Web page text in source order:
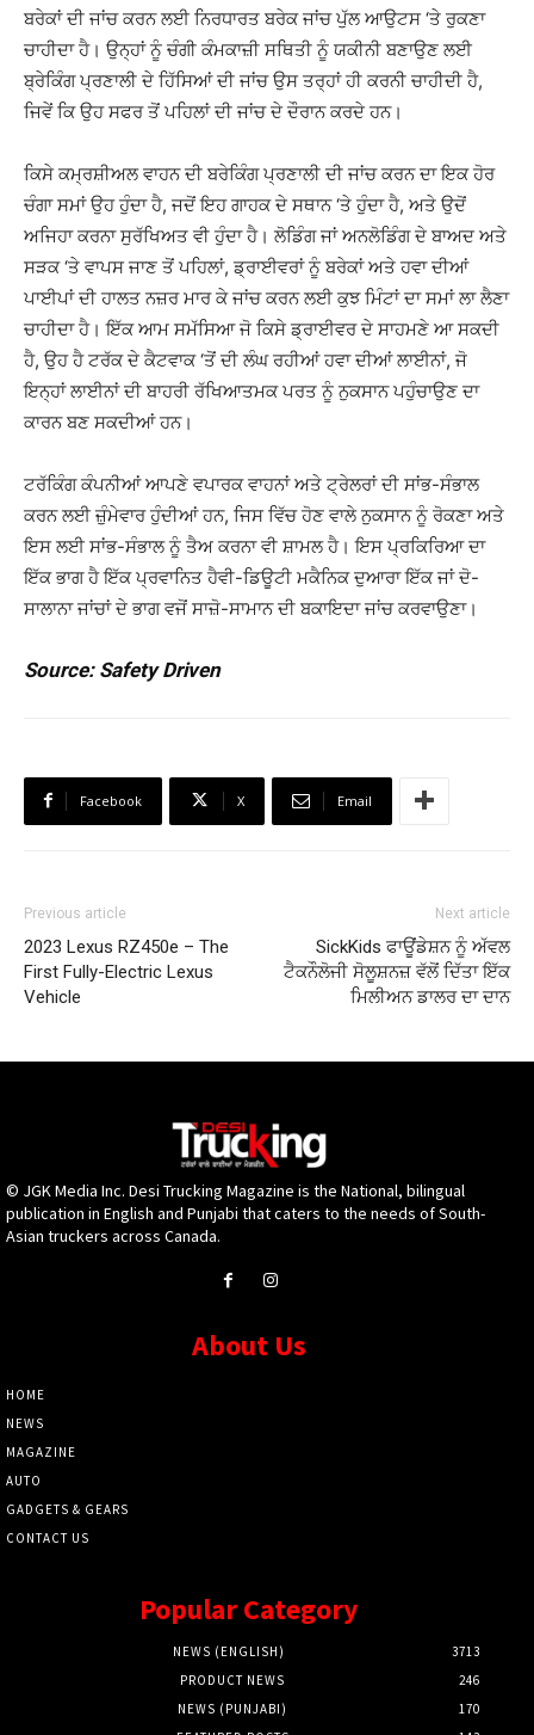
ਬਰੇਕਾਂ ਦੀ ਜਾਂਚ ਕਰਨ ਲਈ ਨਿਰਧਾਰਤ ਬਰੇਕ ਜਾਂਚ ਪੁੱਲ ਆਉਟਸ ‘ਤੇ ਰੁਕਣਾ
ਚਾਹੀਦਾ ਹੈ। ਉਨ੍ਹਾਂ ਨੂੰ ਚੰਗੀ ਕੰਮਕਾਜ਼ੀ ਸਥਿਤੀ ਨੂੰ ਯਕੀਨੀ ਬਣਾਉਣ ਲਈ
ਬ੍ਰੇਕਿੰਗ ਪ੍ਰਣਾਲੀ ਦੇ ਹਿੱਸਿਆਂ ਦੀ ਜਾਂਚ ਉਸ ਤਰ੍ਹਾਂ ਹੀ ਕਰਨੀ ਚਾਹੀਦੀ ਹੈ,
ਜਿਵੇਂ ਕਿ ਉਹ ਸਫਰ ਤੋਂ ਪਹਿਲਾਂ ਦੀ ਜਾਂਚ ਦੇ ਦੌਰਾਨ ਕਰਦੇ ਹਨ।
ਕਿਸੇ ਕਮ੍ਰਸ਼ੀਅਲ ਵਾਹਨ ਦੀ ਬਰੇਕਿੰਗ ਪ੍ਰਣਾਲੀ ਦੀ ਜਾਂਚ ਕਰਨ ਦਾ ਇਕ ਹੋਰ
ਚੰਗਾ ਸਮਾਂ ਉਹ ਹੁੰਦਾ ਹੈ, ਜਦੋਂ ਇਹ ਗਾਹਕ ਦੇ ਸਥਾਨ ‘ਤੇ ਹੁੰਦਾ ਹੈ, ਅਤੇ ਉਦੋਂ
ਅਜਿਹਾ ਕਰਨਾ ਸੁਰੱਖਿਅਤ ਵੀ ਹੁੰਦਾ ਹੈ। ਲੋਡਿੰਗ ਜਾਂ ਅਨਲੋਡਿੰਗ ਦੇ ਬਾਅਦ ਅਤੇ
ਸੜਕ ‘ਤੇ ਵਾਪਸ ਜਾਣ ਤੋਂ ਪਹਿਲਾਂ, ਡ੍ਰਾਈਵਰਾਂ ਨੂੰ ਬਰੇਕਾਂ ਅਤੇ ਹਵਾ ਦੀਆਂ
ਪਾਈਪਾਂ ਦੀ ਹਾਲਤ ਨਜ਼ਰ ਮਾਰ ਕੇ ਜਾਂਚ ਕਰਨ ਲਈ ਕੁਝ ਮਿੰਟਾਂ ਦਾ ਸਮਾਂ ਲਾ ਲੈਣਾ
ਚਾਹੀਦਾ ਹੈ। ਇੱਕ ਆਮ ਸਮੱਸਿਆ ਜੋ ਕਿਸੇ ਡ੍ਰਾਈਵਰ ਦੇ ਸਾਹਮਣੇ ਆ ਸਕਦੀ
ਹੈ, ਉਹ ਹੈ ਟਰੱਕ ਦੇ ਕੈਟਵਾਕ ‘ਤੋਂ ਦੀ ਲੰਘ ਰਹੀਆਂ ਹਵਾ ਦੀਆਂ ਲਾਈਨਾਂ, ਜੋ
ਇਨ੍ਹਾਂ ਲਾਈਨਾਂ ਦੀ ਬਾਹਰੀ ਰੱਖਿਆਤਮਕ ਪਰਤ ਨੂੰ ਨੁਕਸਾਨ ਪਹੁੰਚਾਉਣ ਦਾ
ਕਾਰਨ ਬਣ ਸਕਦੀਆਂ ਹਨ।
ਟਰੱਕਿੰਗ ਕੰਪਨੀਆਂ ਆਪਣੇ ਵਪਾਰਕ ਵਾਹਨਾਂ ਅਤੇ ਟ੍ਰੇਲਰਾਂ ਦੀ ਸਾਂਭ-ਸੰਭਾਲ
ਕਰਨ ਲਈ ਜ਼ੁੰਮੇਵਾਰ ਹੁੰਦੀਆਂ ਹਨ, ਜਿਸ ਵਿੱਚ ਹੋਣ ਵਾਲੇ ਨੁਕਸਾਨ ਨੂੰ ਰੋਕਣਾ ਅਤੇ
ਇਸ ਲਈ ਸਾਂਭ-ਸੰਭਾਲ ਨੂੰ ਤੈਅ ਕਰਨਾ ਵੀ ਸ਼ਾਮਲ ਹੈ। ਇਸ ਪ੍ਰਕਿਰਿਆ ਦਾ
ਇੱਕ ਭਾਗ ਹੈ ਇੱਕ ਪ੍ਰਵਾਨਿਤ ਹੈਵੀ-ਡਿਊਟੀ ਮਕੈਨਿਕ ਦੁਆਰਾ ਇੱਕ ਜਾਂ ਦੋ-
ਸਾਲਾਨਾ ਜਾਂਚਾਂ ਦੇ ਭਾਗ ਵਜੋਂ ਸਾਜ਼ੋ-ਸਾਮਾਨ ਦੀ ਬਕਾਇਦਾ ਜਾਂਚ ਕਰਵਾਉਣਾ।
Source: Safety Driven
Facebook X Email
Previous article
2023 Lexus RZ450e – The
First Fully-Electric Lexus
Vehicle
Next article
SickKids ਫਾਊਂਡੇਸ਼ਨ ਨੂੰ ਅੱਵਲ
ਟੈਕਨੌਲੋਜੀ ਸੋਲੂਸ਼ਨਜ਼ ਵੱਲੋਂ ਦਿੱਤਾ ਇੱਕ
ਮਿਲੀਅਨ ਡਾਲਰ ਦਾ ਦਾਨ
© JGK Media Inc. Desi Trucking Magazine is the National, bilingual
publication in English and Punjabi that caters to the needs of South-
Asian truckers across Canada.
About Us
HOME
NEWS
MAGAZINE
AUTO
GADGETS & GEARS
CONTACT US
Popular Category
NEWS (ENGLISH)
3713
PRODUCT NEWS
246
NEWS (PUNJABI)
170